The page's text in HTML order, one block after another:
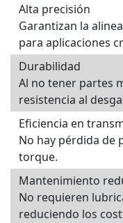
Alta precisión
Garantizan la
para aplicaciones
Durabilidad
Al no tener partes
resistencia al
Eficiencia en
No hay pérdida de
torque.
Mantenimiento
No requieren
reduciendo los